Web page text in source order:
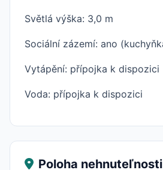
Světlá výška: 3,0 m
Sociální zázemí: ano
Vytápění: přípojka k dispozici
Voda: přípojka k dispozici
Poloha nehnuteľnosti